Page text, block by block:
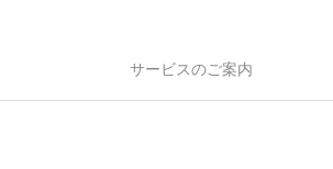
サービスのご案内